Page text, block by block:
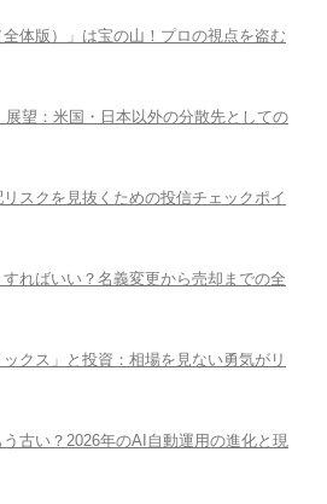
体版）」は宝の山！プロの視点を盗む
展望：米国・日本以外の分散先としての
リスクを見抜くための投信チェックポイ
ればいい？名義変更から売却までの全
クス」と投資：相場を見ない勇気がリ
う古い？2026年のAI自動運用の進化と現